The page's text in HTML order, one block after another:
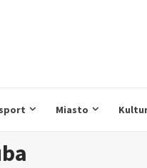
Miasto